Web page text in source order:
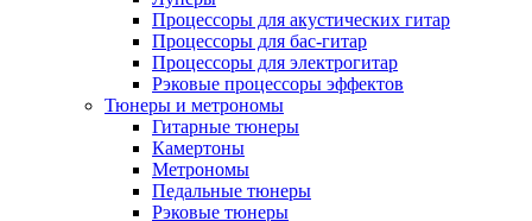
Процессоры для акустических гитар
Процессоры для бас-гитар
Процессоры для электрогитар
Рэковые процессоры эффектов
Тюнеры и метрономы
Гитарные тюнеры
Камертоны
Метрономы
Педальные тюнеры
Рэковые тюнеры